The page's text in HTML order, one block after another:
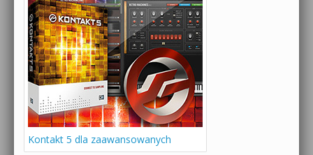
Kontakt 5 dla zaawansowanych